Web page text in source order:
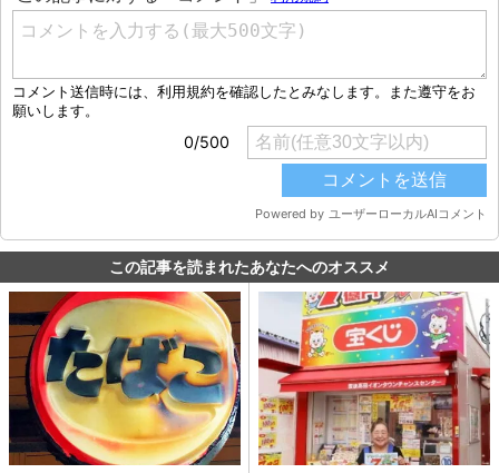
この記事を読まれたあなたへのオススメ